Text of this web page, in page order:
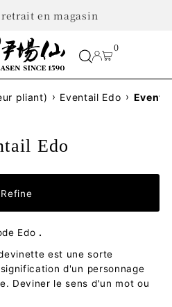
en magasin
0
pliant) › Eventail Edo ›
Edo
Refine
Edo .
est une sorte
d'un personnage
Deviner le sens d'un mot ou